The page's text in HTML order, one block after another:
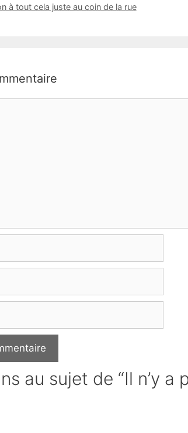
à tout cela juste au coin de la rue
au sujet de “Il n’y a